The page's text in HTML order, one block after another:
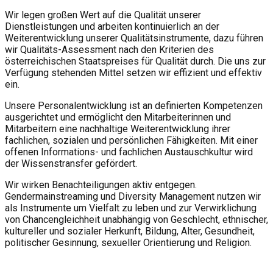
Wir legen großen Wert auf die Qualität unserer
Dienstleistungen und arbeiten kontinuierlich an der
Weiterentwicklung unserer Qualitätsinstrumente, dazu führen
wir Qualitäts-Assessment nach den Kriterien des
österreichischen Staatspreises für Qualität durch. Die uns zur
Verfügung stehenden Mittel setzen wir effizient und effektiv
ein.
Unsere Personalentwicklung ist an definierten Kompetenzen
ausgerichtet und ermöglicht den Mitarbeiterinnen und
Mitarbeitern eine nachhaltige Weiterentwicklung ihrer
fachlichen, sozialen und persönlichen Fähigkeiten. Mit einer
offenen Informations- und fachlichen Austauschkultur wird
der Wissenstransfer gefördert.
Wir wirken Benachteiligungen aktiv entgegen.
Gendermainstreaming und Diversity Management nutzen wir
als Instrumente um Vielfalt zu leben und zur Verwirklichung
von Chancengleichheit unabhängig von Geschlecht, ethnischer,
kultureller und sozialer Herkunft, Bildung, Alter, Gesundheit,
politischer Gesinnung, sexueller Orientierung und Religion.